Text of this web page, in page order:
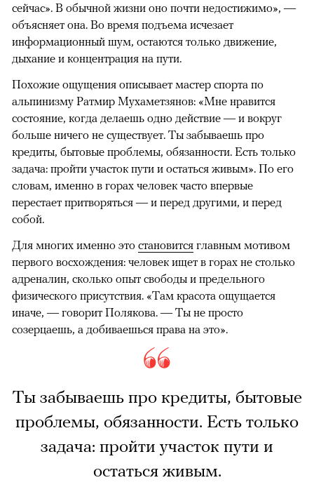
сейчас». В обычной жизни оно почти недостижимо», —
объясняет она. Во время подъема исчезает
информационный шум, остаются только движение,
дыхание и концентрация на пути.
Похожие ощущения описывает мастер спорта по
альпинизму Ратмир Мухаметзянов: «Мне нравится
состояние, когда делаешь одно действие — и вокруг
больше ничего не существует. Ты забываешь про
кредиты, бытовые проблемы, обязанности. Есть только
задача: пройти участок пути и остаться живым». По его
словам, именно в горах человек часто впервые
перестает притворяться — и перед другими, и перед
собой.
Для многих именно это становится главным мотивом
первого восхождения: человек ищет в горах не столько
адреналин, сколько опыт свободы и предельного
физического присутствия. «Там красота ощущается
иначе, — говорит Полякова. — Ты не просто
созерцаешь, а добиваешься права на это».
Ты забываешь про кредиты, бытовые
проблемы, обязанности. Есть только
задача: пройти участок пути и
остаться живым.